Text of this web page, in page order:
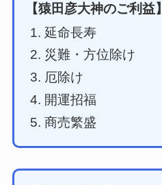
【猿田彦大神のご利益】
延命長寿
災難・方位除け
厄除け
開運招福
商売繁盛